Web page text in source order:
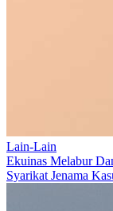
Lain-Lain
Ekuinas Melabur
Syarikat Jenama